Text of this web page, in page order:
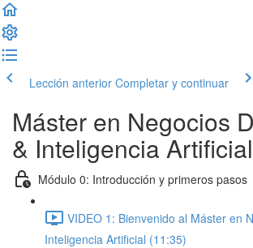
Lección anterior Completar y continuar
Máster en Negocios
& Inteligencia Artificial
Módulo 0: Introducción y primeros pasos
VIDEO 1: Bienvenido al Máster en
Inteligencia Artificial (11:35)